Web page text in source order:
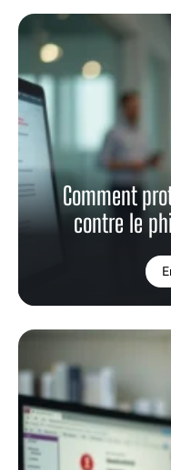
Comment
contre le